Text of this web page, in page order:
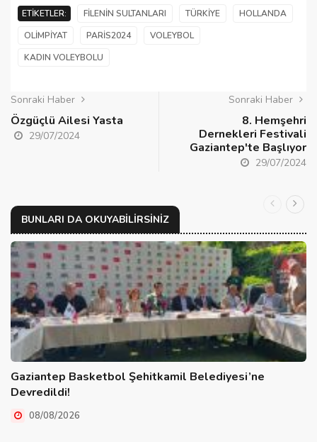
ETIKETLER: FILENIN SULTANLARI TÜRKIYE
HOLLANDA
OLIMPIYAT
PARIS2024
VOLEYBOL
KADIN VOLEYBOLU
Sonraki Haber
Özgüçlü Ailesi Yasta
29/07/2024
Sonraki Haber
8. Hemşehri
Dernekleri Festivali
Gaziantep'te Başlıyor
29/07/2024
BUNLARI DA OKUYABILIRSINIZ
Gaziantep Basketbol Şehitkamil Belediyesi’ne
Devredildi!
08/08/2026